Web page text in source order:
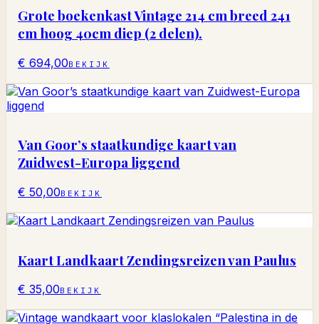
Grote boekenkast Vintage 214 cm breed 241
cm hoog 40cm diep (2 delen).
€ 694,00BEKIJK
Van Goor’s staatkundige kaart van
Zuidwest-Europa liggend
€ 50,00BEKIJK
Kaart Landkaart Zendingsreizen van Paulus
€ 35,00BEKIJK